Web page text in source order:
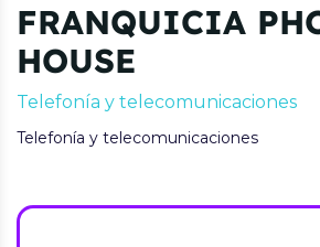
FRANQUICIA
HOUSE
Telefonía y telecomunicaciones
Telefonía y telecomunicaciones